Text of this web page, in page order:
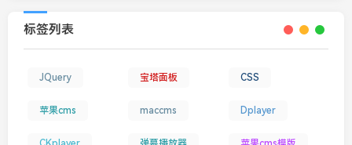
标签列表
JQuery 宝塔面板 CSS
苹果cms maccms Dplayer